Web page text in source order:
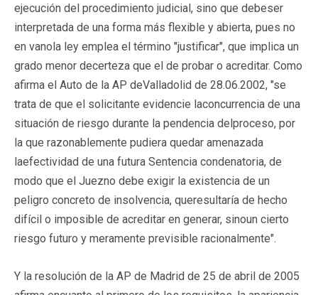
ejecución del procedimiento judicial, sino que debeser
interpretada de una forma más flexible y abierta, pues no
en vanola ley emplea el término "justificar", que implica un
grado menor decerteza que el de probar o acreditar. Como
afirma el Auto de la AP deValladolid de 28.06.2002, "se
trata de que el solicitante evidencie laconcurrencia de una
situación de riesgo durante la pendencia delproceso, por
la que razonablemente pudiera quedar amenazada
laefectividad de una futura Sentencia condenatoria, de
modo que el Juezno debe exigir la existencia de un
peligro concreto de insolvencia, queresultaría de hecho
difícil o imposible de acreditar en generar, sinoun cierto
riesgo futuro y meramente previsible racionalmente".
Y la resolución de la AP de Madrid de 25 de abril de 2005